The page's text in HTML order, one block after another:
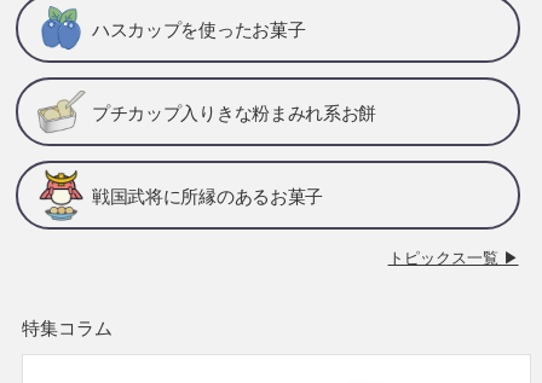
ハスカップを使ったお菓子
プチカップ入りきな粉まみれ系お餅
戦国武将に所縁のあるお菓子
トピックス一覧 ▶
特集コラム